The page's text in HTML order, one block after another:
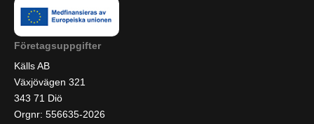
Företagsuppgifter
Källs AB
Växjövägen 321
343 71 Diö
Orgnr: 556635-2026